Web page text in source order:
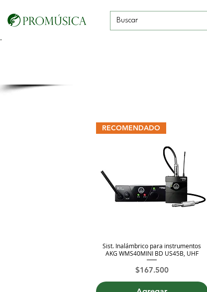
Vista rápida
RECOMENDADO
Sist. Inalámbrico para instrumentos
AKG WMS40MINI BD US45B, UHF
Precio
$167.500